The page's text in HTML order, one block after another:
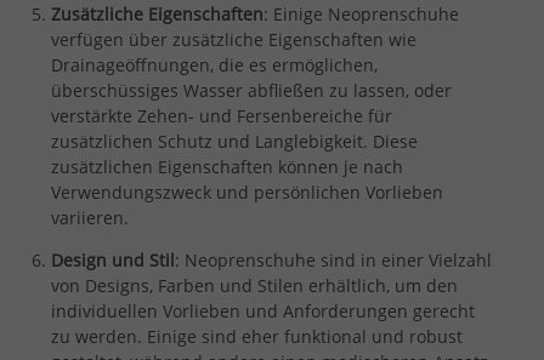
Zusätzliche Eigenschaften: Einige Neoprenschuhe
verfügen über zusätzliche Eigenschaften wie
Drainageöffnungen, die es ermöglichen,
überschüssiges Wasser abfließen zu lassen, oder
verstärkte Zehen- und Fersenbereiche für
zusätzlichen Schutz und Langlebigkeit. Diese
zusätzlichen Eigenschaften können je nach
Verwendungszweck und persönlichen Vorlieben
variieren.
Design und Stil: Neoprenschuhe sind in einer Vielzahl
von Designs, Farben und Stilen erhältlich, um den
individuellen Vorlieben und Anforderungen gerecht
zu werden. Einige sind eher funktional und robust